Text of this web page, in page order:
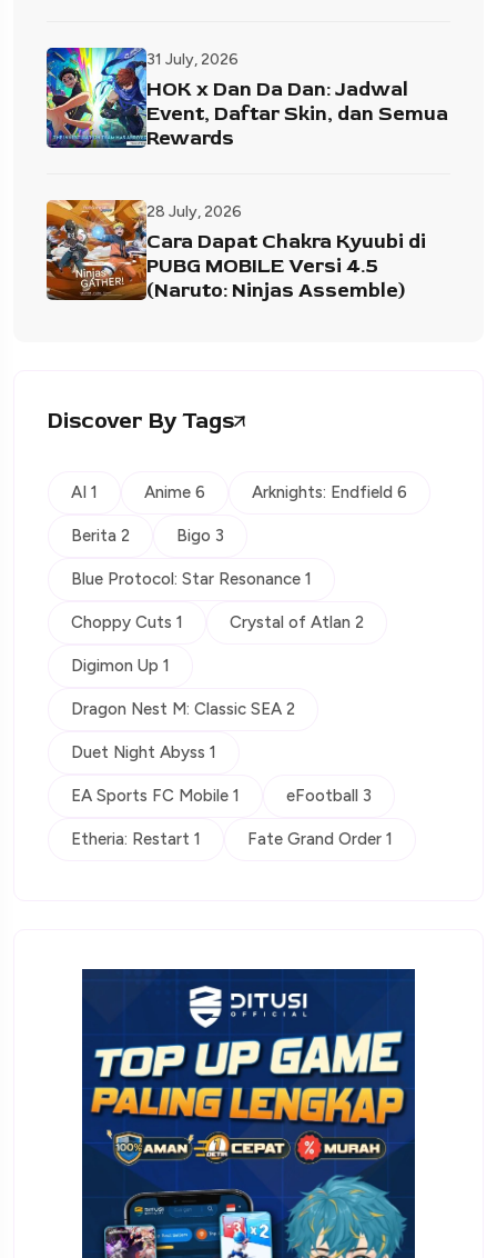
31 July, 2026
HOK x Dan Da Dan: Jadwal
Event, Daftar Skin, dan Semua
Rewards
28 July, 2026
Cara Dapat Chakra Kyuubi di
PUBG MOBILE Versi 4.5
(Naruto: Ninjas Assemble)
Discover By Tags
AI 1 Anime 6 Arknights: Endfield 6
Berita 2 Bigo 3
Blue Protocol: Star Resonance 1
Choppy Cuts 1 Crystal of Atlan 2
Digimon Up 1
Dragon Nest M: Classic SEA 2
Duet Night Abyss 1
EA Sports FC Mobile 1 eFootball 3
Etheria: Restart 1 Fate Grand Order 1